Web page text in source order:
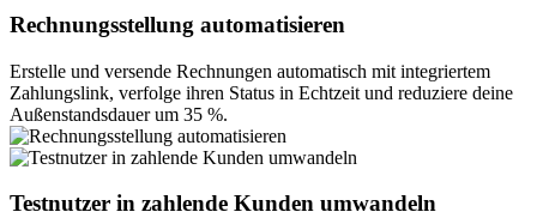
Rechnungsstellung automatisieren
Erstelle und versende Rechnungen automatisch mit integriertem
Zahlungslink, verfolge ihren Status in Echtzeit und reduziere deine
Außenstandsdauer um 35 %.
Testnutzer in zahlende Kunden umwandeln